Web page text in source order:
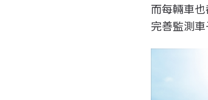
而每輛車
完善監測